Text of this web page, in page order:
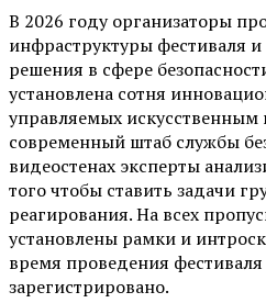
В 2026 году организаторы
инфраструктуры фестиваля
решения в сфере
установлена сотня
управляемых искусственным
современный штаб службы
видеостенах эксперты
того чтобы ставить задачи
реагирования. На всех
установлены рамки и
время проведения
зарегистрировано.